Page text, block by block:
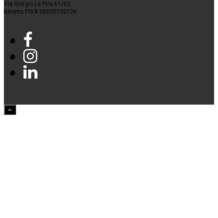
Via Giorgio La Pira 61/63,
Bitonto P.IVA 08605130726